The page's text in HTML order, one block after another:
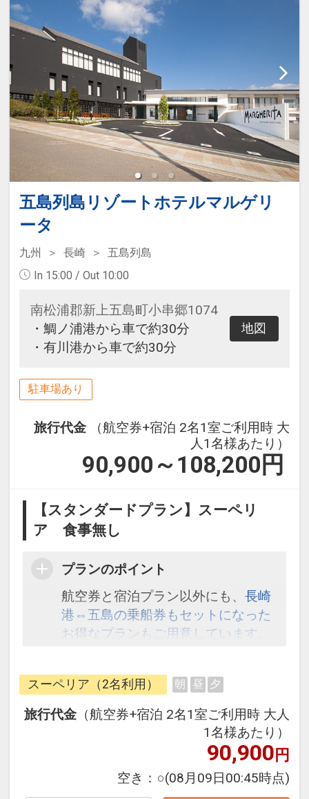
五島列島リゾートホテルマルゲリ
ータ
九州 長崎
五島列島
In 15:00 / Out 10:00
南松浦郡新上五島町小串郷1074
・鯛ノ浦港から車で約30分
・有川港から車で約30分
地図
駐車場あり
旅行代金
（航空券+宿泊 2名1室ご利用時 大
人1名様あたり）
90,900～108,200 円
【スタンダードプラン】スーペリ
ア 食事無し
プランのポイント
航空券と宿泊プラン以外にも、長崎
港⇔五島の乗船券もセットになった
お得なプランもご用意しています。
スーペリア（2名利用） 朝 昼 夕
旅行代金 （航空券+宿泊 2名1室ご利用時 大人
1名様あたり）
90,900円
空き： ○(08月09日00:45時点)